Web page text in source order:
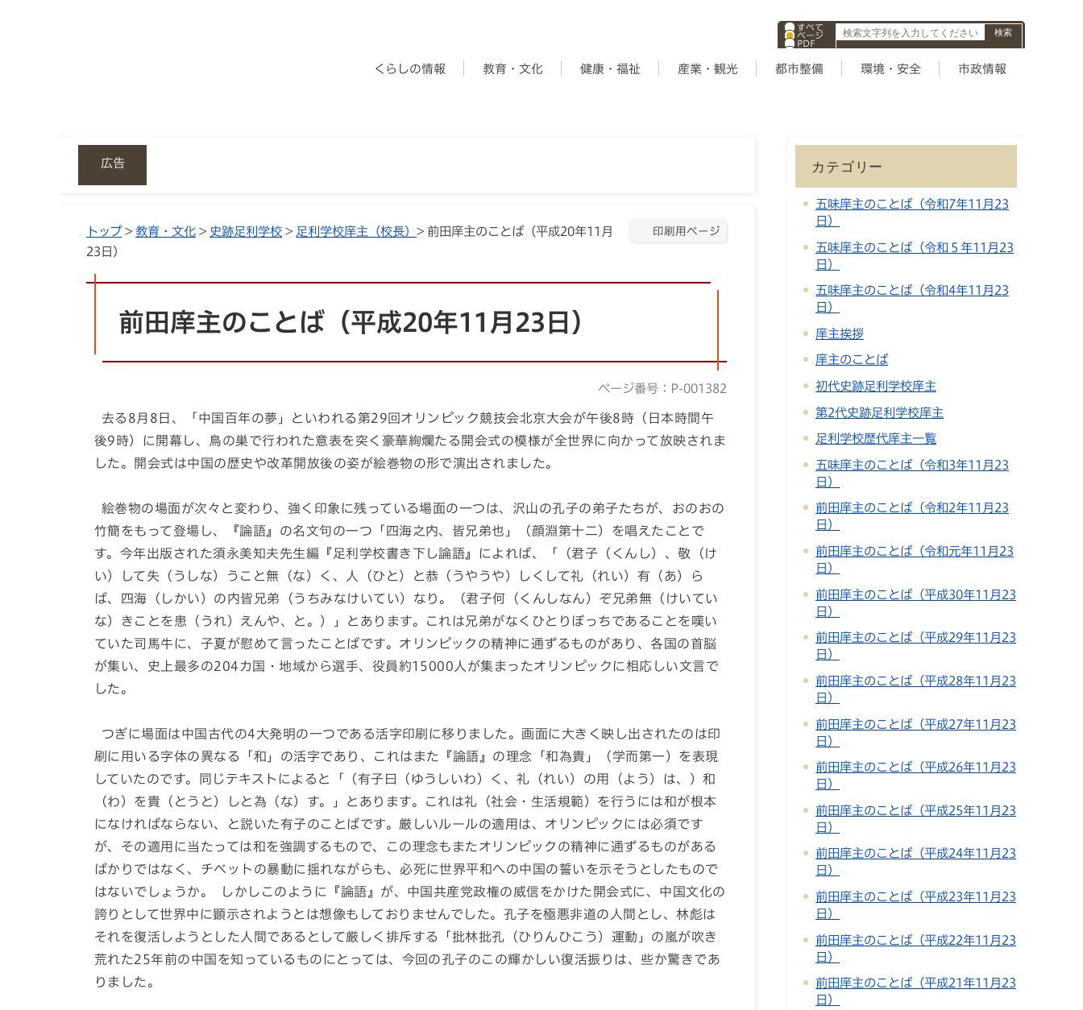
すべて
ページ
PDF
ID
くらしの情報 教育・文化 健康・福祉 産業・観光 都市整備 環境・安全 市政情報
広告
印刷用ページ
トップ> 教育・文化 > 史跡足利学校 > 足利学校庠主（校長） > 前田庠主のことば（平成20年11月
23日）
前田庠主のことば（平成20年11月23日）
ページ番号：P-001382
去る8月8日、「中国百年の夢」といわれる第29回オリンピック競技会北京大会が午後8時（日本時間午
後9時）に開幕し、鳥の巣で行われた意表を突く豪華絢爛たる開会式の模様が全世界に向かって放映されま
した。開会式は中国の歴史や改革開放後の姿が絵巻物の形で演出されました。
絵巻物の場面が次々と変わり、強く印象に残っている場面の一つは、沢山の孔子の弟子たちが、おのおの
竹簡をもって登場し、『論語』の名文句の一つ「四海之内、皆兄弟也」（顔淵第十二）を唱えたことで
す。今年出版された須永美知夫先生編『足利学校書き下し論語』によれば、「（君子（くんし）、敬（け
い）して失（うしな）うこと無（な）く、人（ひと）と恭（うやうや）しくして礼（れい）有（あ）ら
ば、四海（しかい）の内皆兄弟（うちみなけいてい）なり。（君子何（くんしなん）ぞ兄弟無（けいてい
な）きことを患（うれ）えんや、と。）」とあります。これは兄弟がなくひとりぼっちであることを嘆い
ていた司馬牛に、子夏が慰めて言ったことばです。オリンピックの精神に通ずるものがあり、各国の首脳
が集い、史上最多の204カ国・地域から選手、役員約15000人が集まったオリンピックに相応しい文言で
した。
つぎに場面は中国古代の4大発明の一つである活字印刷に移りました。画面に大きく映し出されたのは印
刷に用いる字体の異なる「和」の活字であり、これはまた『論語』の理念「和為貴」（学而第一）を表現
していたのです。同じテキストによると「（有子曰（ゆうしいわ）く、礼（れい）の用（よう）は、）和
（わ）を貴（とうと）しと為（な）す。」とあります。これは礼（社会・生活規範）を行うには和が根本
になければならない、と説いた有子のことばです。厳しいルールの適用は、オリンピックには必須です
が、その適用に当たっては和を強調するもので、この理念もまたオリンピックの精神に通ずるものがある
ばかりではなく、チベットの暴動に揺れながらも、必死に世界平和への中国の誓いを示そうとしたもので
はないでしょうか。 しかしこのように『論語』が、中国共産党政権の威信をかけた開会式に、中国文化の
誇りとして世界中に顕示されようとは想像もしておりませんでした。孔子を極悪非道の人間とし、林彪は
それを復活しようとした人間であるとして厳しく排斥する「批林批孔（ひりんひこう）運動」の嵐が吹き
荒れた25年前の中国を知っているものにとっては、今回の孔子のこの輝かしい復活振りは、些か驚きであ
りました。
カテゴリー
五味庠主のことば（令和7年11月23
日）
五味庠主のことば（令和５年11月23
日）
五味庠主のことば（令和4年11月23
日）
庠主挨拶
庠主のことば
初代史跡足利学校庠主
第2代史跡足利学校庠主
足利学校歴代庠主一覧
五味庠主のことば（令和3年11月23
日）
前田庠主のことば（令和2年11月23
日）
前田庠主のことば（令和元年11月23
日）
前田庠主のことば（平成30年11月23
日）
前田庠主のことば（平成29年11月23
日）
前田庠主のことば（平成28年11月23
日）
前田庠主のことば（平成27年11月23
日）
前田庠主のことば（平成26年11月23
日）
前田庠主のことば（平成25年11月23
日）
前田庠主のことば（平成24年11月23
日）
前田庠主のことば（平成23年11月23
日）
前田庠主のことば（平成22年11月23
日）
前田庠主のことば（平成21年11月23
日）